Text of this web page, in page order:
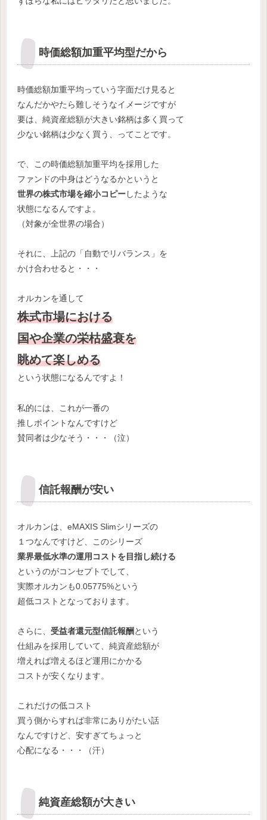
時価総額加重平均型だから
時価総額加重平均っていう字面だけ見ると
なんだかやたら難しそうなイメージですが
要は、純資産総額が大きい銘柄は多く買って
少ない銘柄は少なく買う、ってことです。
で、この時価総額加重平均を採用した
ファンドの中身はどうなるかというと
世界の株式市場を縮小コピーしたような
状態になるんですよ。
（対象が全世界の場合）
それに、上記の「自動でリバランス」を
かけ合わせると・・・
オルカンを通して
株式市場における
国や企業の栄枯盛衰を
眺めて楽しめる
という状態になるんですよ！
私的には、これが一番の
推しポイントなんですけど
賛同者は少なそう・・・（泣）
信託報酬が安い
オルカンは、eMAXIS Slimシリーズの
１つなんですけど、このシリーズ
業界最低水準の運用コストを目指し続ける
というのがコンセプトでして、
実際オルカンも0.05775%という
超低コストとなっております。
さらに、 受益者還元型信託報酬という
仕組みを採用していて、純資産総額が
増えれば増えるほど運用にかかる
コストが安くなります。
これだけの低コスト
買う側からすれば非常にありがたい話
なんですけど、安すぎてちょっと
心配になる・・・（汗）
純資産総額が大きい